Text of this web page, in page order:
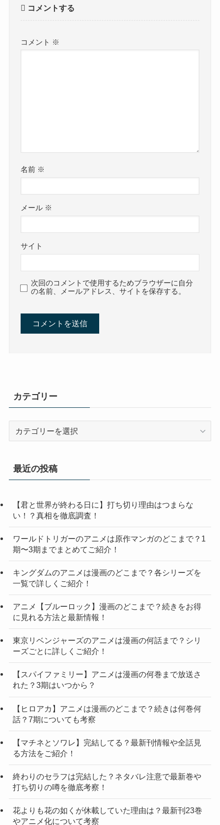
コメントする
コメント ※
名前 ※
メール ※
サイト
次回のコメントで使用するためブラウザーに自分
の名前、メールアドレス、サイトを保存する。
カテゴリー
リ
最近の投稿
【君と世界が終わる日に】打ち切り理由はつまらな
い！？真相を徹底調査！
ワールドトリガーのアニメは原作マンガのどこまで？1
期〜3期までまとめてご紹介！
キングダムのアニメは漫画のどこまで？各シリーズを
一覧で詳しくご紹介！
アニメ【ブルーロック】漫画のどこまで？続きをお得
に見れる方法と最新情報！
東京リベンジャーズのアニメは漫画の何話まで？シリ
ーズごとに詳しくご紹介！
【スパイファミリー】アニメは漫画の何巻まで放送さ
れた？3期はいつから？
【ヒロアカ】アニメは漫画のどこまで？続きは何巻何
話？7期についても考察
【マチネとソワレ】完結してる？最新刊情報や全話見
る方法をご紹介！
終わりのセラフは完結した？ネタバレ注意で最新巻や
打ち切りの噂を徹底考察！
花よりも花の如くが休載していた理由は？最新刊23巻
やアニメ化について考察